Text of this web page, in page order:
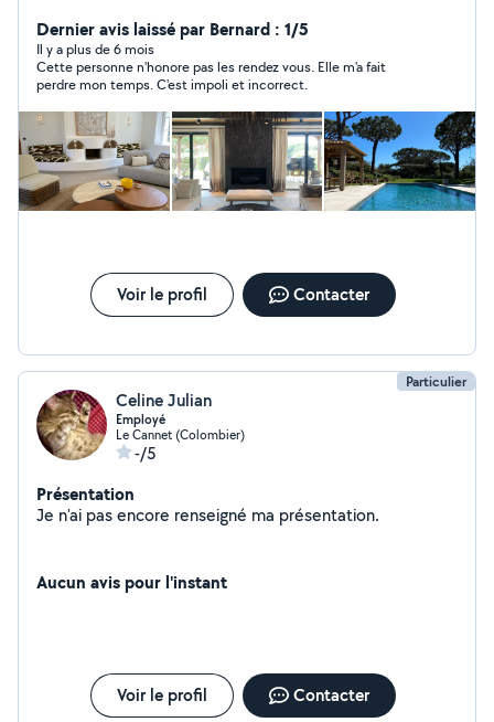
personnel en assurant tous les services de conciergerie
lié à la gestion de votre bien. Nous répondons à toutes
vos demandes, de la plus simple à la plus complexe. -
Prestation de ménage -Intendance de villa - Location
saisonnière - Placement de personnel (gouvernante,
chef privé, butler, coach sportif)
Dernier avis laissé par Bernard : 1/5
Il y a plus de 6 mois
Cette personne n'honore pas les rendez vous. Elle m'a fait
perdre mon temps. C'est impoli et incorrect.
Voir le profil Contacter
Particulier
Celine Julian
Employé
Le Cannet (Colombier)
-/5
Présentation
Je n'ai pas encore renseigné ma présentation.
Aucun avis pour l'instant
Voir le profil Contacter